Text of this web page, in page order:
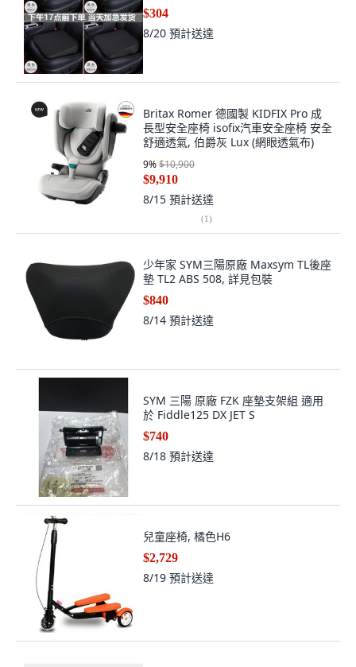
$304
8/20 預計送達
Britax Romer 德國製 KIDFIX Pro 成
長型安全座椅 isofix汽車安全座椅 安全
舒適透氣, 伯爵灰 Lux (網眼透氣布)
9%$10,900
$9,910
8/15 預計送達
(1)
少年家 SYM三陽原廠 Maxsym TL後座
墊 TL2 ABS 508, 詳見包裝
$840
8/14 預計送達
SYM 三陽 原廠 FZK 座墊支架組 適用
於 Fiddle125 DX JET S
$740
8/18 預計送達
兒童座椅, 橘色H6
$2,729
8/19 預計送達